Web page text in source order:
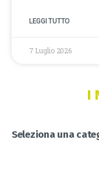
LEGGI TUTTO
7 Luglio 2026
I
Seleziona una